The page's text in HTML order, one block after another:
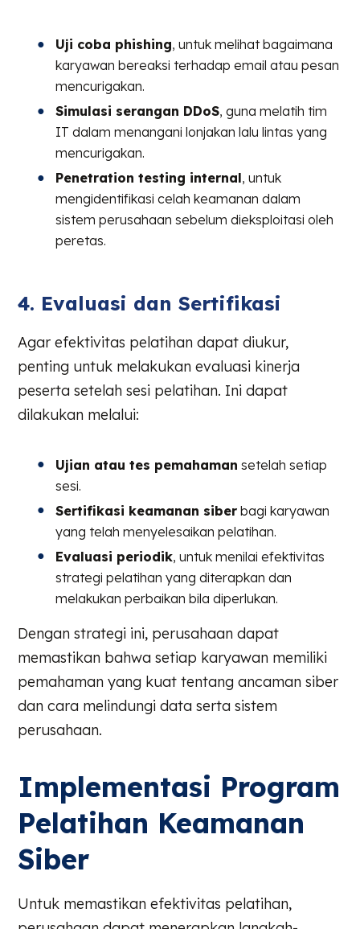
Uji coba phishing, untuk melihat bagaimana
karyawan bereaksi terhadap email atau pesan
mencurigakan.
Simulasi serangan DDoS, guna melatih tim
IT dalam menangani lonjakan lalu lintas yang
mencurigakan.
Penetration testing internal, untuk
mengidentifikasi celah keamanan dalam
sistem perusahaan sebelum dieksploitasi oleh
peretas.
4. Evaluasi dan Sertifikasi
Agar efektivitas pelatihan dapat diukur,
penting untuk melakukan evaluasi kinerja
peserta setelah sesi pelatihan. Ini dapat
dilakukan melalui:
Ujian atau tes pemahaman setelah setiap
sesi.
Sertifikasi keamanan siber bagi karyawan
yang telah menyelesaikan pelatihan.
Evaluasi periodik, untuk menilai efektivitas
strategi pelatihan yang diterapkan dan
melakukan perbaikan bila diperlukan.
Dengan strategi ini, perusahaan dapat
memastikan bahwa setiap karyawan memiliki
pemahaman yang kuat tentang ancaman siber
dan cara melindungi data serta sistem
perusahaan.
Implementasi Program
Pelatihan Keamanan
Siber
Untuk memastikan efektivitas pelatihan,